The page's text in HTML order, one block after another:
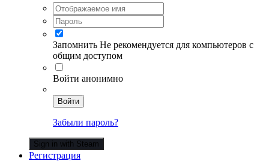
Запомнить Не рекомендуется для компьютеров с
общим доступом
Войти анонимно
Войти
Забыли пароль?
Sign in with Steam
Регистрация